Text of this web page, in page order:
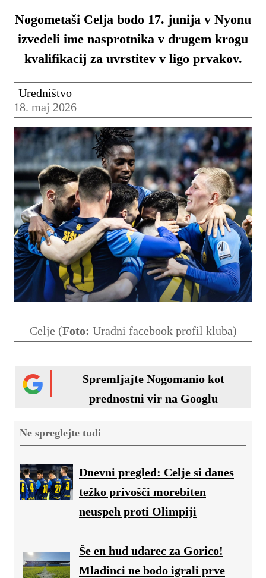
Nogometaši Celja bodo 17. junija v Nyonu
izvedeli ime nasprotnika v drugem krogu
kvalifikacij za uvrstitev v ligo prvakov.
Uredništvo
18. maj 2026
Celje (Foto: Uradni facebook profil kluba)
Spremljajte Nogomanio kot
prednostni vir na Googlu
Ne spreglejte tudi
Dnevni pregled: Celje si danes
težko privošči morebiten
neuspeh proti Olimpiji
Še en hud udarec za Gorico!
Mladinci ne bodo igrali prve